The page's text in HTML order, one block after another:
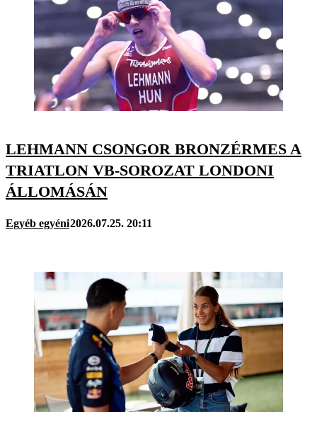
LEHMANN CSONGOR BRONZÉRMES A
TRIATLON VB-SOROZAT LONDONI
ÁLLOMÁSÁN
Egyéb egyéni2026.07.25. 20:11